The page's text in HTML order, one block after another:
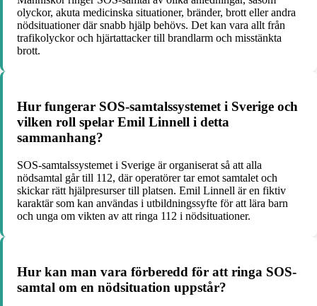
olyckor, akuta medicinska situationer, bränder, brott eller andra
nödsituationer där snabb hjälp behövs. Det kan vara allt från
trafikolyckor och hjärtattacker till brandlarm och misstänkta
brott.
Hur fungerar SOS-samtalssystemet i Sverige och
vilken roll spelar Emil Linnell i detta
sammanhang?
SOS-samtalssystemet i Sverige är organiserat så att alla
nödsamtal går till 112, där operatörer tar emot samtalet och
skickar rätt hjälpresurser till platsen. Emil Linnell är en fiktiv
karaktär som kan användas i utbildningssyfte för att lära barn
och unga om vikten av att ringa 112 i nödsituationer.
Hur kan man vara förberedd för att ringa SOS-
samtal om en nödsituation uppstår?